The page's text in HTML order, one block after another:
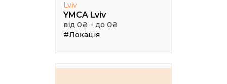
Lviv
YMCA Lviv
від 0₴ - до 0₴
#Локація